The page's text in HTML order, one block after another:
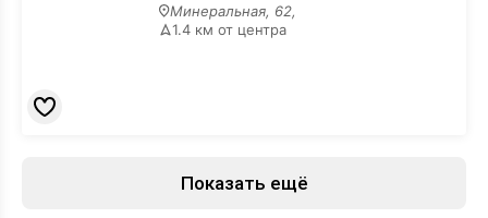
Минеральная, 62,
1.4 км от центра
Показать ещё